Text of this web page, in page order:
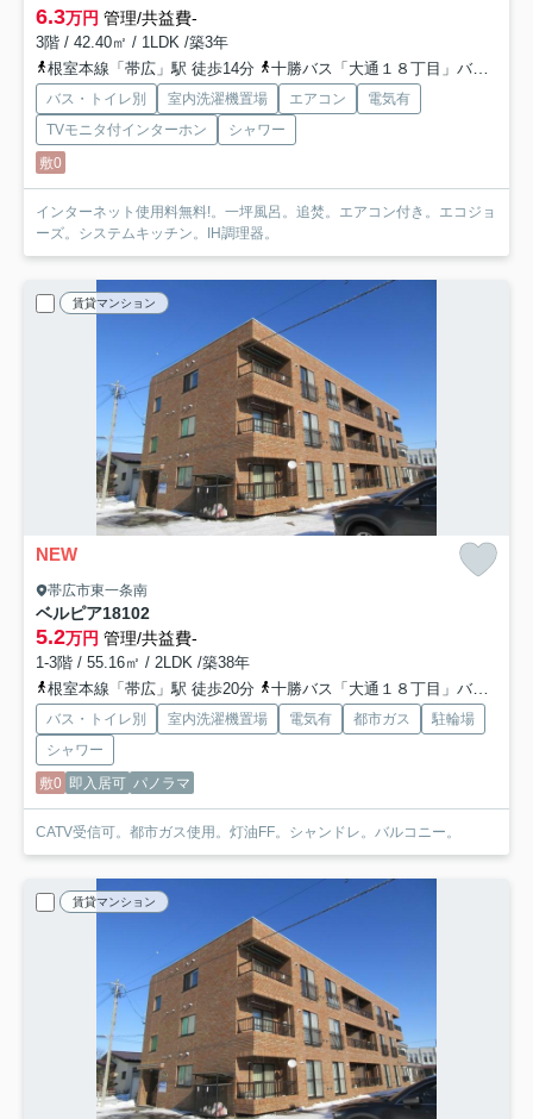
6.3万円 管理/共益費-
3階 / 42.40㎡ / 1LDK /築3年
根室本線「帯広」駅 徒歩14分
十勝バス「大通１８丁目」バス停下車 徒歩3分
バス・トイレ別 室内洗濯機置場 エアコン
電気有
TVモニタ付インターホン
シャワー
敷0
インターネット使用料無料!。一坪風呂。追焚。エアコン付き。エコジョ
ーズ。システムキッチン。IH調理器。
賃貸マンション
NEW
帯広市東一条南
ベルピア18102
5.2万円 管理/共益費-
1-3階 / 55.16㎡ / 2LDK /築38年
根室本線「帯広」駅 徒歩20分
十勝バス「大通１８丁目」バス停下車 徒歩2分
バス・トイレ別 室内洗濯機置場 電気有 都市ガス
駐輪場
シャワー
敷0 即入居可 パノラマ
CATV受信可。都市ガス使用。灯油FF。シャンドレ。バルコニー。
賃貸マンション